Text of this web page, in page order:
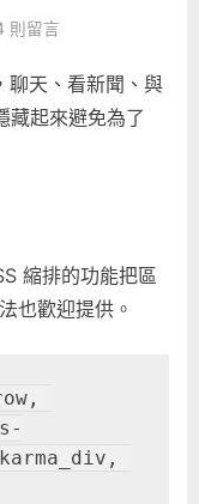
小。
則留言
聊天、看新聞、與
藏起來避免為了
縮排的功能把區
也歡迎提供。